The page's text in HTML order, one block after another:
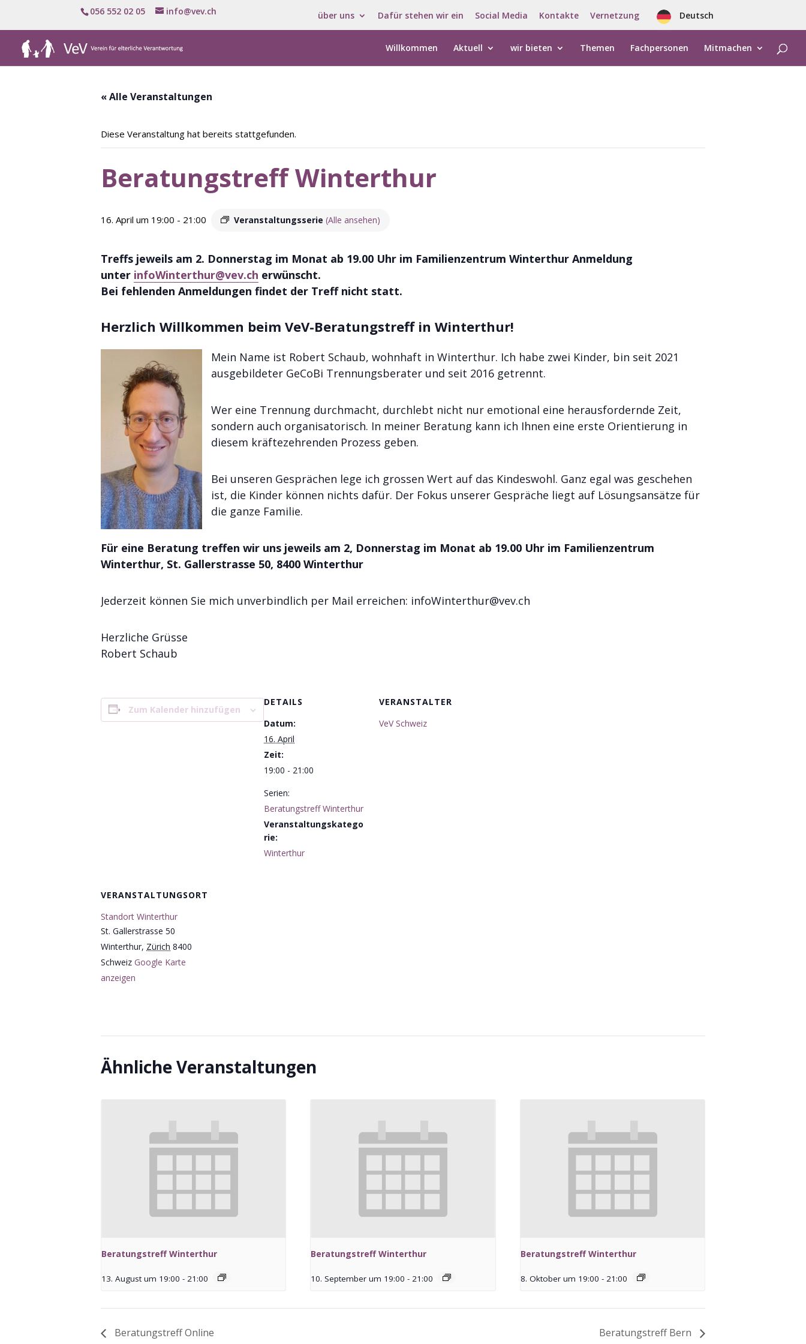
056 552 02 05 info@vev.ch über uns Dafür stehen wir ein Social Media Kontakte Vernetzung Deutsch
Willkommen Aktuell wir bieten Themen Fachpersonen Mitmachen
« Alle Veranstaltungen
Diese Veranstaltung hat bereits stattgefunden.
Beratungstreff Winterthur
16. April um 19:00 - 21:00 Veranstaltungsserie (Alle ansehen)
Treffs jeweils am 2. Donnerstag im Monat ab 19.00 Uhr im Familienzentrum Winterthur Anmeldung
unter infoWinterthur@vev.ch erwünscht.
Bei fehlenden Anmeldungen findet der Treff nicht statt.
Herzlich Willkommen beim VeV-Beratungstreff in Winterthur!
Mein Name ist Robert Schaub, wohnhaft in Winterthur. Ich habe zwei Kinder, bin seit 2021
ausgebildeter GeCoBi Trennungsberater und seit 2016 getrennt.
Wer eine Trennung durchmacht, durchlebt nicht nur emotional eine herausfordernde Zeit,
sondern auch organisatorisch. In meiner Beratung kann ich Ihnen eine erste Orientierung in
diesem kräftezehrenden Prozess geben.
Bei unseren Gesprächen lege ich grossen Wert auf das Kindeswohl. Ganz egal was geschehen
ist, die Kinder können nichts dafür. Der Fokus unserer Gespräche liegt auf Lösungsansätze für
die ganze Familie.
Für eine Beratung treffen wir uns jeweils am 2, Donnerstag im Monat ab 19.00 Uhr im Familienzentrum
Winterthur, St. Gallerstrasse 50, 8400 Winterthur
Jederzeit können Sie mich unverbindlich per Mail erreichen: infoWinterthur@vev.ch
Herzliche Grüsse
Robert Schaub
Zum Kalender hinzufügen
DETAILS
Datum:
16. April
Zeit:
19:00 - 21:00
Serien:
Beratungstreff Winterthur
Veranstaltungskatego
rie:
Winterthur
VERANSTALTER
VeV Schweiz
VERANSTALTUNGSORT
Standort Winterthur
St. Gallerstrasse 50
Winterthur, Zürich 8400
Schweiz Google Karte
anzeigen
Ähnliche Veranstaltungen
Beratungstreff Winterthur
13. August um 19:00 - 21:00
Beratungstreff Winterthur
10. September um 19:00 - 21:00
Beratungstreff Winterthur
8. Oktober um 19:00 - 21:00
Beratungstreff Online Beratungstreff Bern